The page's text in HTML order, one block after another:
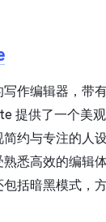
作编辑器，带
提供了一个美
约与专注的人
悉高效的编辑
括暗黑模式，